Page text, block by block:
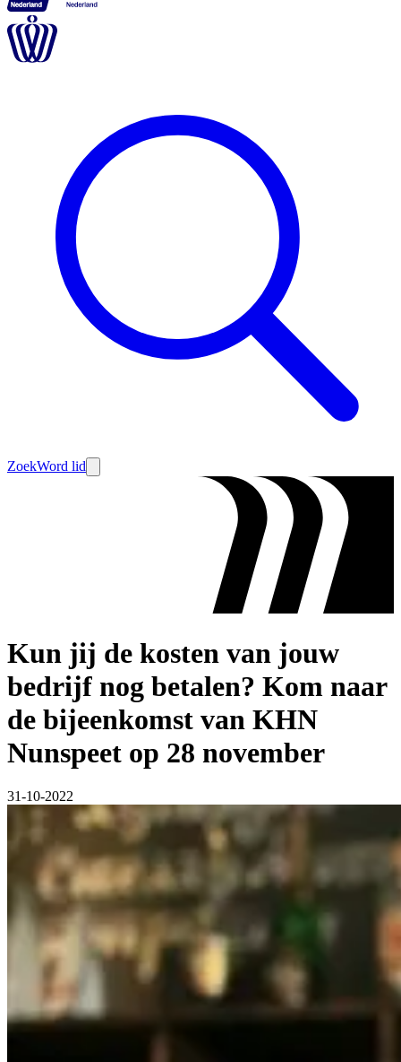
ZoekWord lid
Kun jij de kosten van jouw
bedrijf nog betalen? Kom naar
de bijeenkomst van KHN
Nunspeet op 28 november
31-10-2022